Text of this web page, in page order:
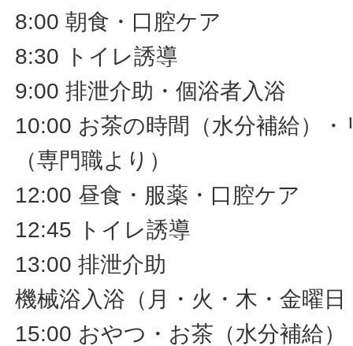
8:00 朝食・口腔ケア
8:30 トイレ誘導
9:00 排泄介助・個浴者入浴
10:00 お茶の時間（水分補給）
（専門職より）
12:00 昼食・服薬・口腔ケア
12:45 トイレ誘導
13:00 排泄介助
機械浴入浴（月・火・木・金曜
15:00 おやつ・お茶（水分補給）